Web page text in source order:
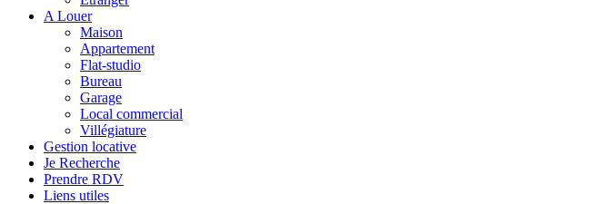
A Louer
Maison
Appartement
Flat-studio
Bureau
Garage
Local commercial
Villégiature
Gestion locative
Je Recherche
Prendre RDV
Liens utiles